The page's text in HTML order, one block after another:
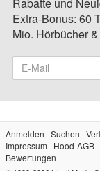
Extra-Bonus: 60
Mio. Hörbücher
Anmelden Suchen
Impressum
Hood-AGB
Bewertungen